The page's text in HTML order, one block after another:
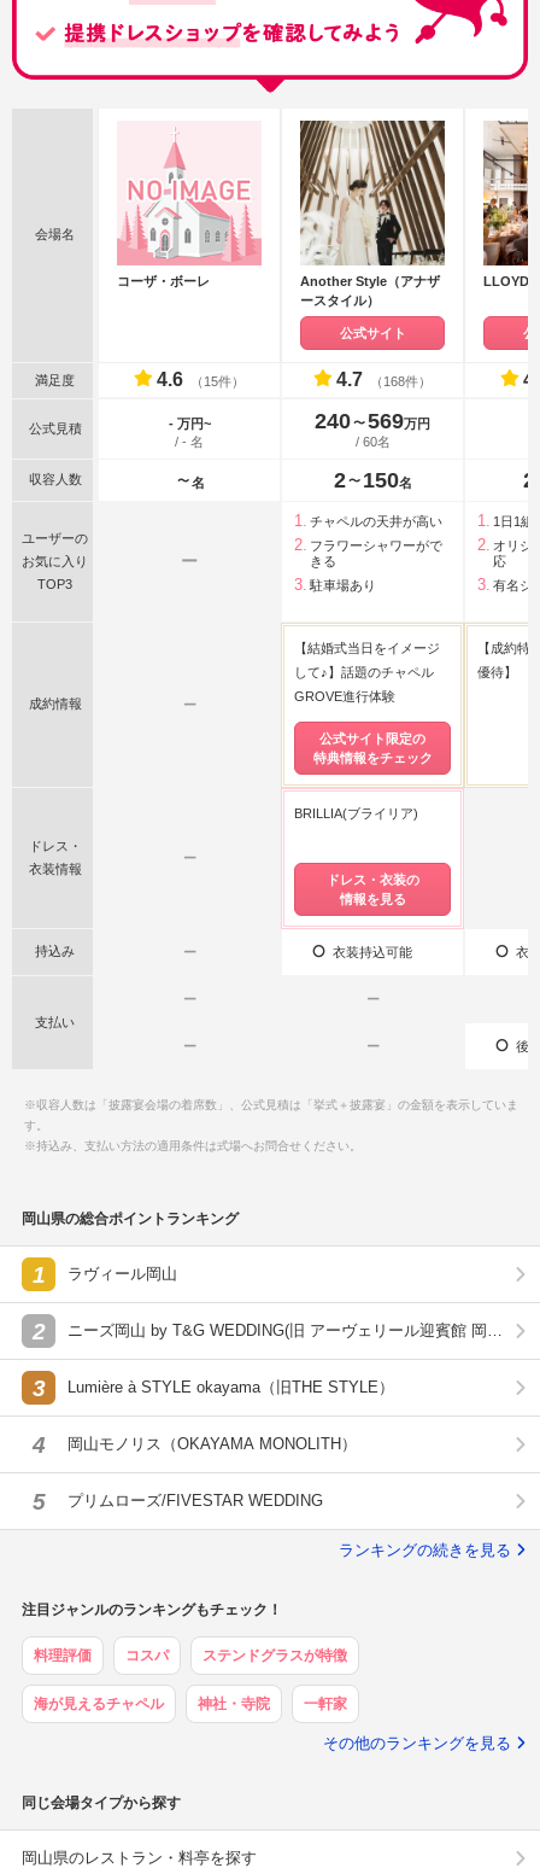
会場名
コーザ・ボーレ
Another Style（アナザ
ースタイル）
公式サイト 公
満足度 4.6 （15件） 4.7 （168件）
公式見積
- 万円~
/ - 名
240〜569万円
/ 60名
収容人数 〜 名 2 〜 150名 2
ユーザーの
お気に入り
TOP3
ー
チャペルの天井が高い
フラワーシャワーがで
きる
駐車場あり
1日1組
オリジ
応
有名シ
成約情報 ー
【結婚式当日をイメージ
して♪】話題のチャペル
GROVE進行体験
公式サイト限定の
特典情報をチェック
【成約特
優待】
ドレス・
衣装情報
ー
BRILLIA(ブライリア)
ドレス・衣装の
情報を見る
持込み ー 衣装持込可能 衣
支払い
ー ー
ー ー 後
※収容人数は「披露宴会場の着席数」、公式見積は「挙式＋披露宴」の金額を表示していま
す。
※持込み、支払い方法の適用条件は式場へお問合せください。
岡山県の総合ポイントランキング
1 ラヴィール岡山
2
ニーズ岡山 by T&G WEDDING(旧 アーヴェリール迎賓館 岡
3 Lumière à STYLE okayama（旧THE STYLE）
4 岡山モノリス（OKAYAMA MONOLITH）
5 プリムローズ/FIVESTAR WEDDING
ランキングの続きを見る
注目ジャンルのランキングもチェック！
料理評価 コスパ ステンドグラスが特徴
海が見えるチャペル 神社・寺院 一軒家
その他のランキングを見る
同じ会場タイプから探す
岡山県のレストラン・料亭を探す